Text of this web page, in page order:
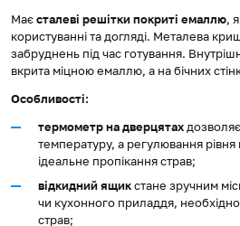
Маєсталеві решітки покриті емаллю,
користуванні та догляді. Металева
забруднень під час готування.
вкрита міцною емаллю, а на бічних
Особливості:
термометр на дверцятах
температуру, а регулювання рівня
ідеальне пропікання страв;
відкидний ящикстане зручним
чи кухонного приладдя,
страв;